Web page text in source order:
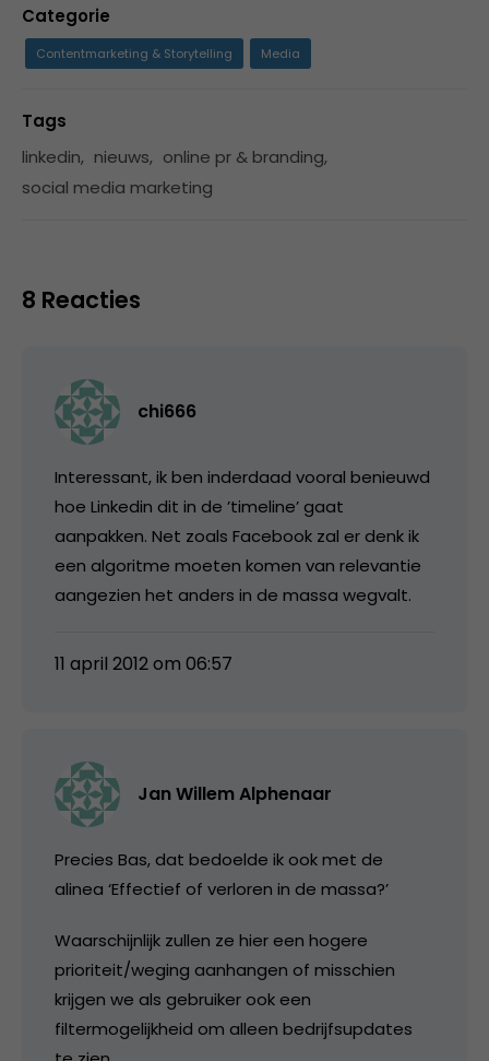
Categorie
Contentmarketing & Storytelling Media
Tags
linkedin, nieuws, online pr & branding,
social media marketing
8 Reacties
chi666
Interessant, ik ben inderdaad vooral benieuwd
hoe Linkedin dit in de ’timeline’ gaat
aanpakken. Net zoals Facebook zal er denk ik
een algoritme moeten komen van relevantie
aangezien het anders in de massa wegvalt.
11 april 2012 om 06:57
Jan Willem Alphenaar
Precies Bas, dat bedoelde ik ook met de
alinea ‘Effectief of verloren in de massa?’
Waarschijnlijk zullen ze hier een hogere
prioriteit/weging aanhangen of misschien
krijgen we als gebruiker ook een
filtermogelijkheid om alleen bedrijfsupdates